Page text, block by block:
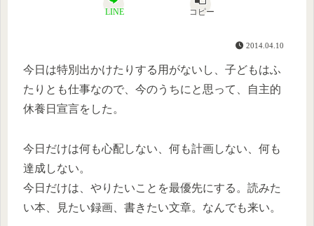
LINE コピー
2014.04.10
今日は特別出かけたりする用がないし、子どもはふ
たりとも仕事なので、今のうちにと思って、自主的
休養日宣言をした。
今日だけは何も心配しない、何も計画しない、何も
達成しない。
今日だけは、やりたいことを最優先にする。読みた
い本、見たい録画、書きたい文章。なんでも来い。